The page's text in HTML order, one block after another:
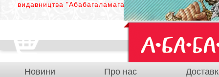
видавництва "Абабагаламага"
Новини Про нас